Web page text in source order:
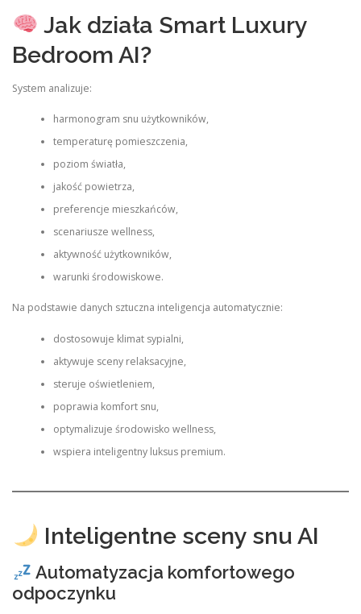
Jak działa Smart Luxury
Bedroom AI?
System analizuje:
harmonogram snu użytkowników,
temperaturę pomieszczenia,
poziom światła,
jakość powietrza,
preferencje mieszkańców,
scenariusze wellness,
aktywność użytkowników,
warunki środowiskowe.
Na podstawie danych sztuczna inteligencja automatycznie:
dostosowuje klimat sypialni,
aktywuje sceny relaksacyjne,
steruje oświetleniem,
poprawia komfort snu,
optymalizuje środowisko wellness,
wspiera inteligentny luksus premium.
Inteligentne sceny snu AI
Automatyzacja komfortowego
odpoczynku